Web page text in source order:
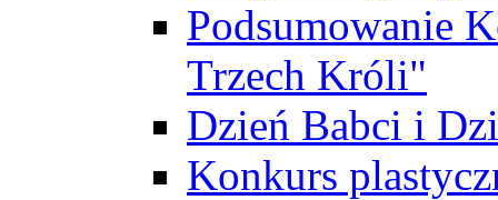
Podsumowanie
Trzech Króli"
Dzień Babci i
Konkurs